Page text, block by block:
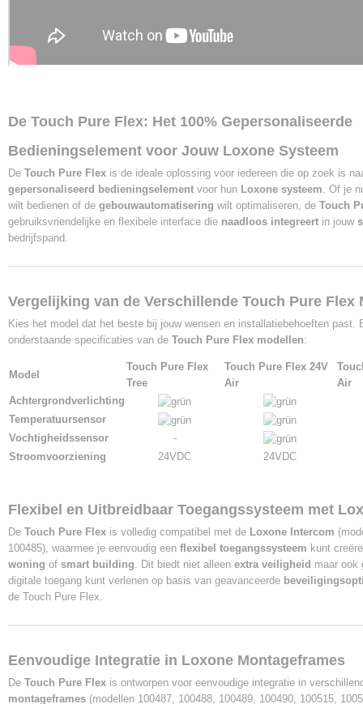
De Touch Pure Flex: Het 100% Gepersonaliseerde
Bedieningselement voor Jouw Loxone Systeem
De Touch Pure Flex is de ideale oplossing voor iedereen die op zoek is
gepersonaliseerd bedieningselement voor hun Loxone systeem. Of je
wilt bedienen of de gebouwautomatisering wilt optimaliseren, de Touch
gebruiksvriendelijke en flexibele interface die naadloos integreert in jouw
bedrijfspand.
Vergelijking van de Verschillende Touch Pure Flex
Kies het model dat het beste bij jouw wensen en installatiebehoeften past.
onderstaande specificaties van de Touch Pure Flex modellen:
Model
Touch Pure Flex
Tree
Touch Pure Flex 24V
Air
Air
Achtergrondverlichting
Temperatuursensor
Vochtigheidssensor
-
Stroomvoorziening
24VDC 24VDC
Flexibel en Uitbreidbaar Toegangssysteem met
De Touch Pure Flex is volledig compatibel met de Loxone Intercom
100485), waarmee je eenvoudig een flexibel toegangssysteem kunt
woning of smart building. Dit biedt niet alleen extra veiligheid maar ook
digitale toegang kunt verlenen op basis van geavanceerde
de Touch Pure Flex.
Eenvoudige Integratie in Loxone Montageframes
De Touch Pure Flex is ontworpen voor eenvoudige integratie in
montageframes (modellen 100487, 100488, 100489, 100490, 100515,